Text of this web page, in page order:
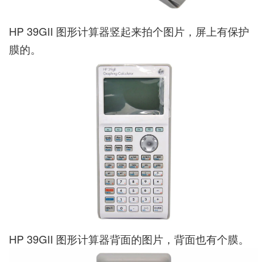
HP 39GII 图形计算器竖起来拍个图片，屏上有保护
膜的。
HP 39GII 图形计算器背面的图片，背面也有个膜。